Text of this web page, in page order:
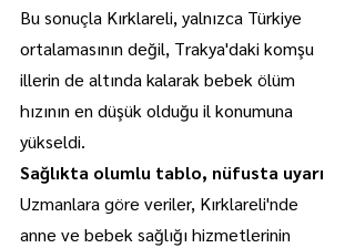
Bu sonuçla Kırklareli, yalnızca Türkiye
ortalamasının değil, Trakya'daki komşu
illerin de altında kalarak bebek ölüm
hızının en düşük olduğu il konumuna
yükseldi.
Sağlıkta olumlu tablo, nüfusta uyarı
Uzmanlara göre veriler, Kırklareli'nde
anne ve bebek sağlığı hizmetlerinin